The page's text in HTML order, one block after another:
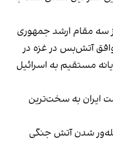
مرداد به نقل از سه مقام ارشد جمهوری
آتش‌بس در غزه در
مستقیم به اسرائیل
ایران به سخت‌ترین
شدن آتش جنگی